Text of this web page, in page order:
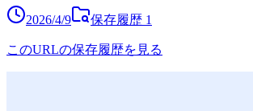
2026/4/9 保存履歴 1
このURLの保存履歴を見る